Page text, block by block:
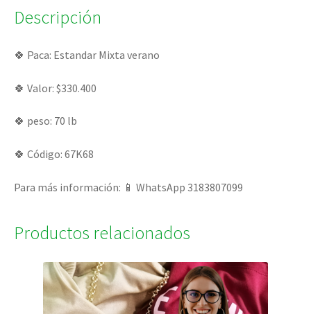
Descripción
🍀 Paca: Estandar Mixta verano
🍀 Valor: $330.400
🍀 peso: 70 lb
🍀 Código: 67K68
Para más información: 📱 WhatsApp 3183807099
Productos relacionados